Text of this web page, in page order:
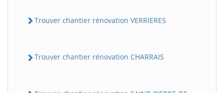
Trouver chantier rénovation VERRIERES
Trouver chantier rénovation CHARRAIS